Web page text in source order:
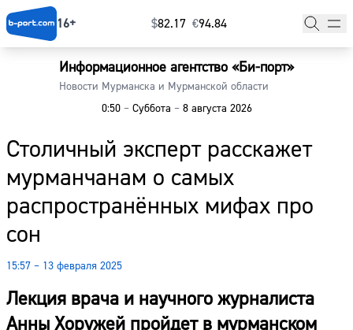
16+ $⁠82.17 €⁠94.84
Информационное агентство «Би-порт»
Новости Мурманска и Мурманской области
0:50 –Суббота –8 августа 2026
Столичный эксперт расскажет
мурманчанам о самых
распространённых мифах про
сон
15:57 – 13 февраля 2025
Лекция врача и научного журналиста
Анны Хоружей пройдет в мурманском
Главная
Наши гости
Фоторепортажи
Погода
Курсы валют